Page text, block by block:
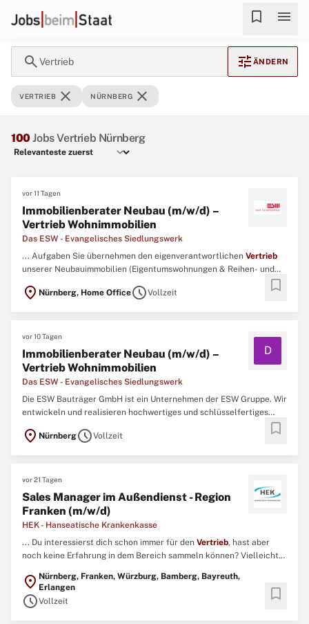
bookmark menu
searchVertrieb tune ÄNDERN
VERTRIEB close NÜRNBERG close
100Jobs Vertrieb Nürnberg
vor 11 Tagen
Immobilienberater Neubau (m/w/d) –
Vertrieb Wohnimmobilien
Das ESW - Evangelisches Siedlungswerk
... Aufgaben Sie übernehmen den eigenverantwortlichen Vertrieb
unserer Neubauimmobilien (Eigentumswohnungen & Reihen- und
Doppelhäuser) in Bayern mit Schwerpunkt in der Metropolregion
Nürnberg Sie entwickeln Vermarktungsstrategien für unsere
location_on Nürnberg, Home OfficescheduleVollzeit bookmark
vor 10 Tagen
Immobilienberater Neubau (m/w/d) –
Vertrieb Wohnimmobilien
Das ESW - Evangelisches Siedlungswerk
D
Die ESW Bauträger GmbH ist ein Unternehmen der ESW Gruppe. Wir
entwickeln und realisieren hochwertiges und schlüsselfertiges
Wohneigentum mit Schwerpunkt auf Reihenhäuser, Doppelhäuser
sowie Eigentumswohnungen. Sie begleiten Menschen bei einer der
location_on NürnbergscheduleVollzeit bookmark
vor 21 Tagen
Sales Manager im Außendienst - Region
Franken (m/w/d)
HEK - Hanseatische Krankenkasse
... Du interessierst dich schon immer für den Vertrieb, hast aber
noch keine Erfahrung in dem Bereich sammeln können? Vielleicht
der gesetzlichen Krankenkassen ist neu für dich? ...
location_on Nürnberg, Franken, Würzburg, Bamberg, Bayreuth,
Erlangen
scheduleVollzeit bookmark